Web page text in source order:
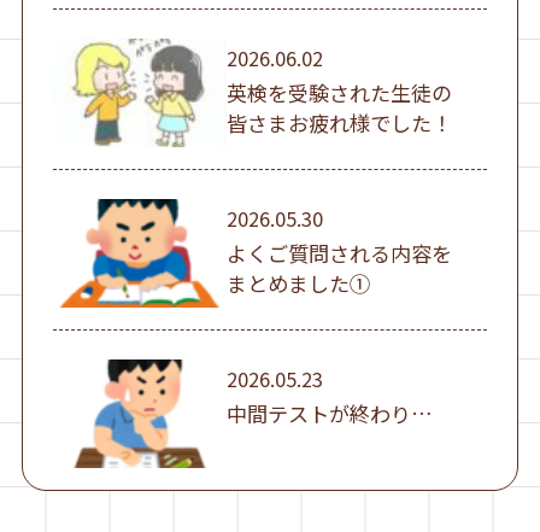
2026.06.02
英検を受験された生徒の
皆さまお疲れ様でした！
2026.05.30
よくご質問される内容を
まとめました①
2026.05.23
中間テストが終わり…